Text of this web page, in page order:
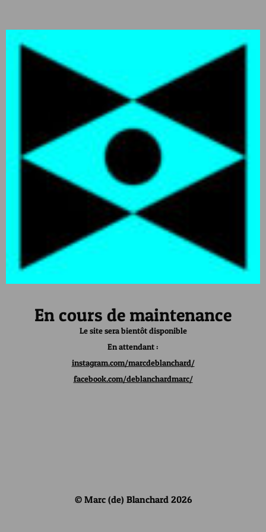
En cours de maintenance
Le site sera bientôt disponible
En attendant :
instagram.com/marcdeblanchard/
facebook.com/deblanchardmarc/
© Marc (de) Blanchard 2026